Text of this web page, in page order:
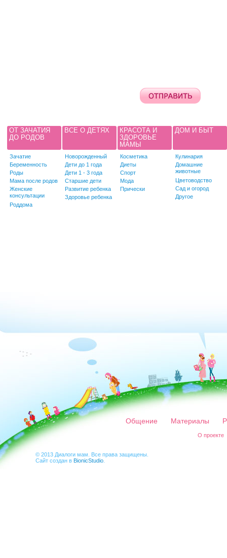
ОТ ЗАЧАТИЯ
ДО РОДОВ
Зачатие
Беременность
Роды
Мама после родов
Женские
консультации
Роддома
ВСЕ О ДЕТЯХ
Новорожденный
Дети до 1 года
Дети 1 - 3 года
Старшие дети
Развитие ребенка
Здоровье ребенка
КРАСОТА И
ЗДОРОВЬЕ
МАМЫ
Косметика
Диеты
Спорт
Мода
Прически
ДОМ И БЫТ
Кулинария
Домашние
животные
Цветоводство
Сад и огород
Другое
Общение Материалы
О проекте
© 2013 Диалоги мам. Все права защищены.
Сайт создан в BionicStudio